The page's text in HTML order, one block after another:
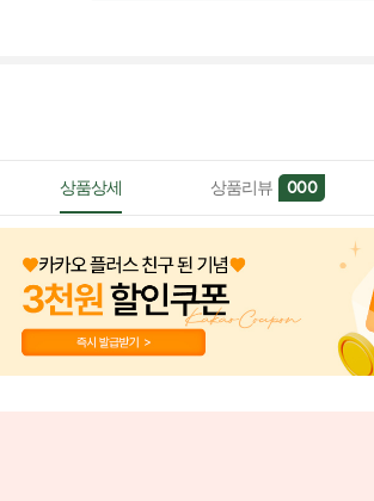
상품상세 상품리뷰 000